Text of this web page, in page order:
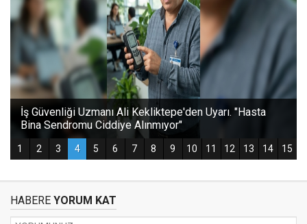
HABERE YORUM KAT